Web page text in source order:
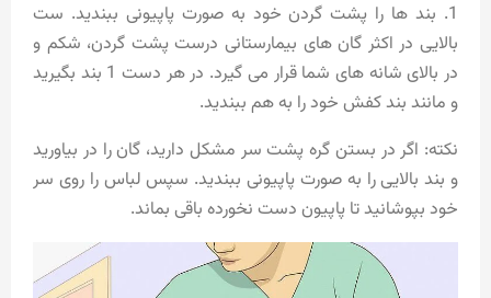
1. بند ها را پشت گردن خود به صورت پاپیونی ببندید. ست
بالایی در اکثر گان های بیمارستانی درست پشت گردن، شکم و
در بالای شانه های شما قرار می گیرد. در هر دست 1 بند بگیرید
و مانند بند کفش خود را به هم ببندید.
نکته: اگر در بستن گره پشت سر مشکل دارید، گان را در بیاورید
و بند بالایی را به صورت پاپیونی ببندید. سپس لباس را روی سر
خود بپوشانید تا پاپیون دست نخورده باقی بماند.